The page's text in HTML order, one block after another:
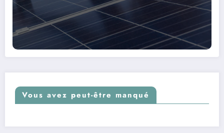
Vous avez peut-être manqué